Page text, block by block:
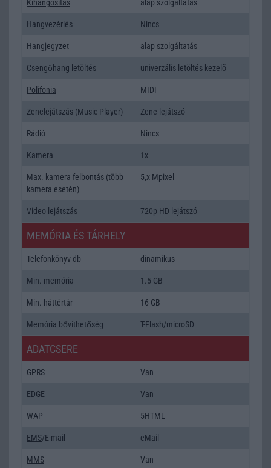
Kihangositás alap szolgáltatás
Hangvezérlés Nincs
Hangjegyzet alap szolgáltatás
Csengőhang letöltés univerzális letöltés kezelõ
Polifonia MIDI
Zenelejátszás (Music Player) Zene lejátszó
Rádió Nincs
Kamera 1x
Max. kamera felbontás (több
kamera esetén)
5,x Mpixel
Video lejátszás 720p HD lejátszó
MEMÓRIA ÉS TÁRHELY
Telefonkönyv db dinamikus
Min. memória 1.5 GB
Min. háttértár 16 GB
Memória bővíthetőség T-Flash/microSD
ADATCSERE
GPRS Van
EDGE Van
WAP 5HTML
EMS/E-mail eMail
MMS Van